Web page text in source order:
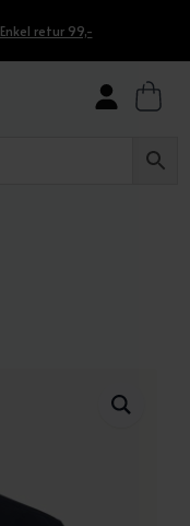
Enkel retur 99,-